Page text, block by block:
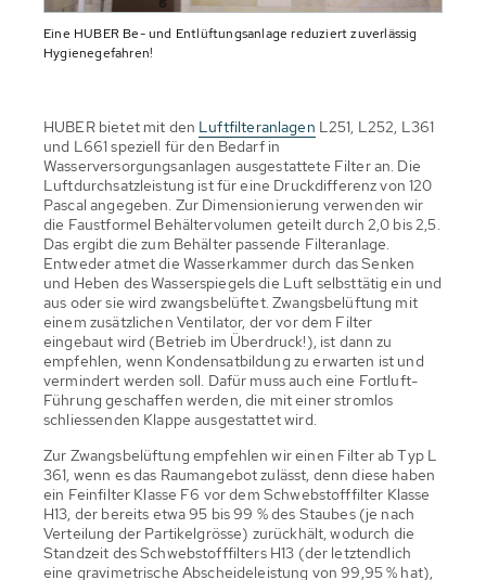
Eine HUBER Be- und Entlüftungsanlage reduziert zuverlässig
Hygienegefahren!
HUBER bietet mit den Luftfilteranlagen L251, L252, L361
und L661 speziell für den Bedarf in
Wasserversorgungsanlagen ausgestattete Filter an. Die
Luftdurchsatzleistung ist für eine Druckdifferenz von 120
Pascal angegeben. Zur Dimensionierung verwenden wir
die Faustformel Behältervolumen geteilt durch 2,0 bis 2,5.
Das ergibt die zum Behälter passende Filteranlage.
Entweder atmet die Wasserkammer durch das Senken
und Heben des Wasserspiegels die Luft selbsttätig ein und
aus oder sie wird zwangsbelüftet. Zwangsbelüftung mit
einem zusätzlichen Ventilator, der vor dem Filter
eingebaut wird (Betrieb im Überdruck!), ist dann zu
empfehlen, wenn Kondensatbildung zu erwarten ist und
vermindert werden soll. Dafür muss auch eine Fortluft-
Führung geschaffen werden, die mit einer stromlos
schliessenden Klappe ausgestattet wird.
Zur Zwangsbelüftung empfehlen wir einen Filter ab Typ L
361, wenn es das Raumangebot zulässt, denn diese haben
ein Feinfilter Klasse F6 vor dem Schwebstofffilter Klasse
H13, der bereits etwa 95 bis 99 % des Staubes (je nach
Verteilung der Partikelgrösse) zurückhält, wodurch die
Standzeit des Schwebstofffilters H13 (der letztendlich
eine gravimetrische Abscheideleistung von 99,95 % hat),